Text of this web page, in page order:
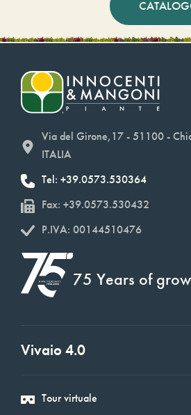
Via del Girone,17 - 51100 -
ITALIA
Tel: +39.0573.530364
Fax: +39.0573.530432
P.IVA: 00144510476
75 Years of
Vivaio 4.0
Tour virtuale